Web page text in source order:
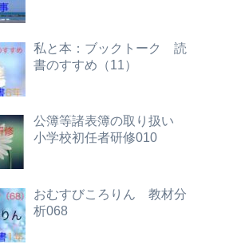
私と本：ブックトーク 読
書のすすめ（11）
公簿等諸表簿の取り扱い
小学校初任者研修010
おむすびころりん 教材分
析068